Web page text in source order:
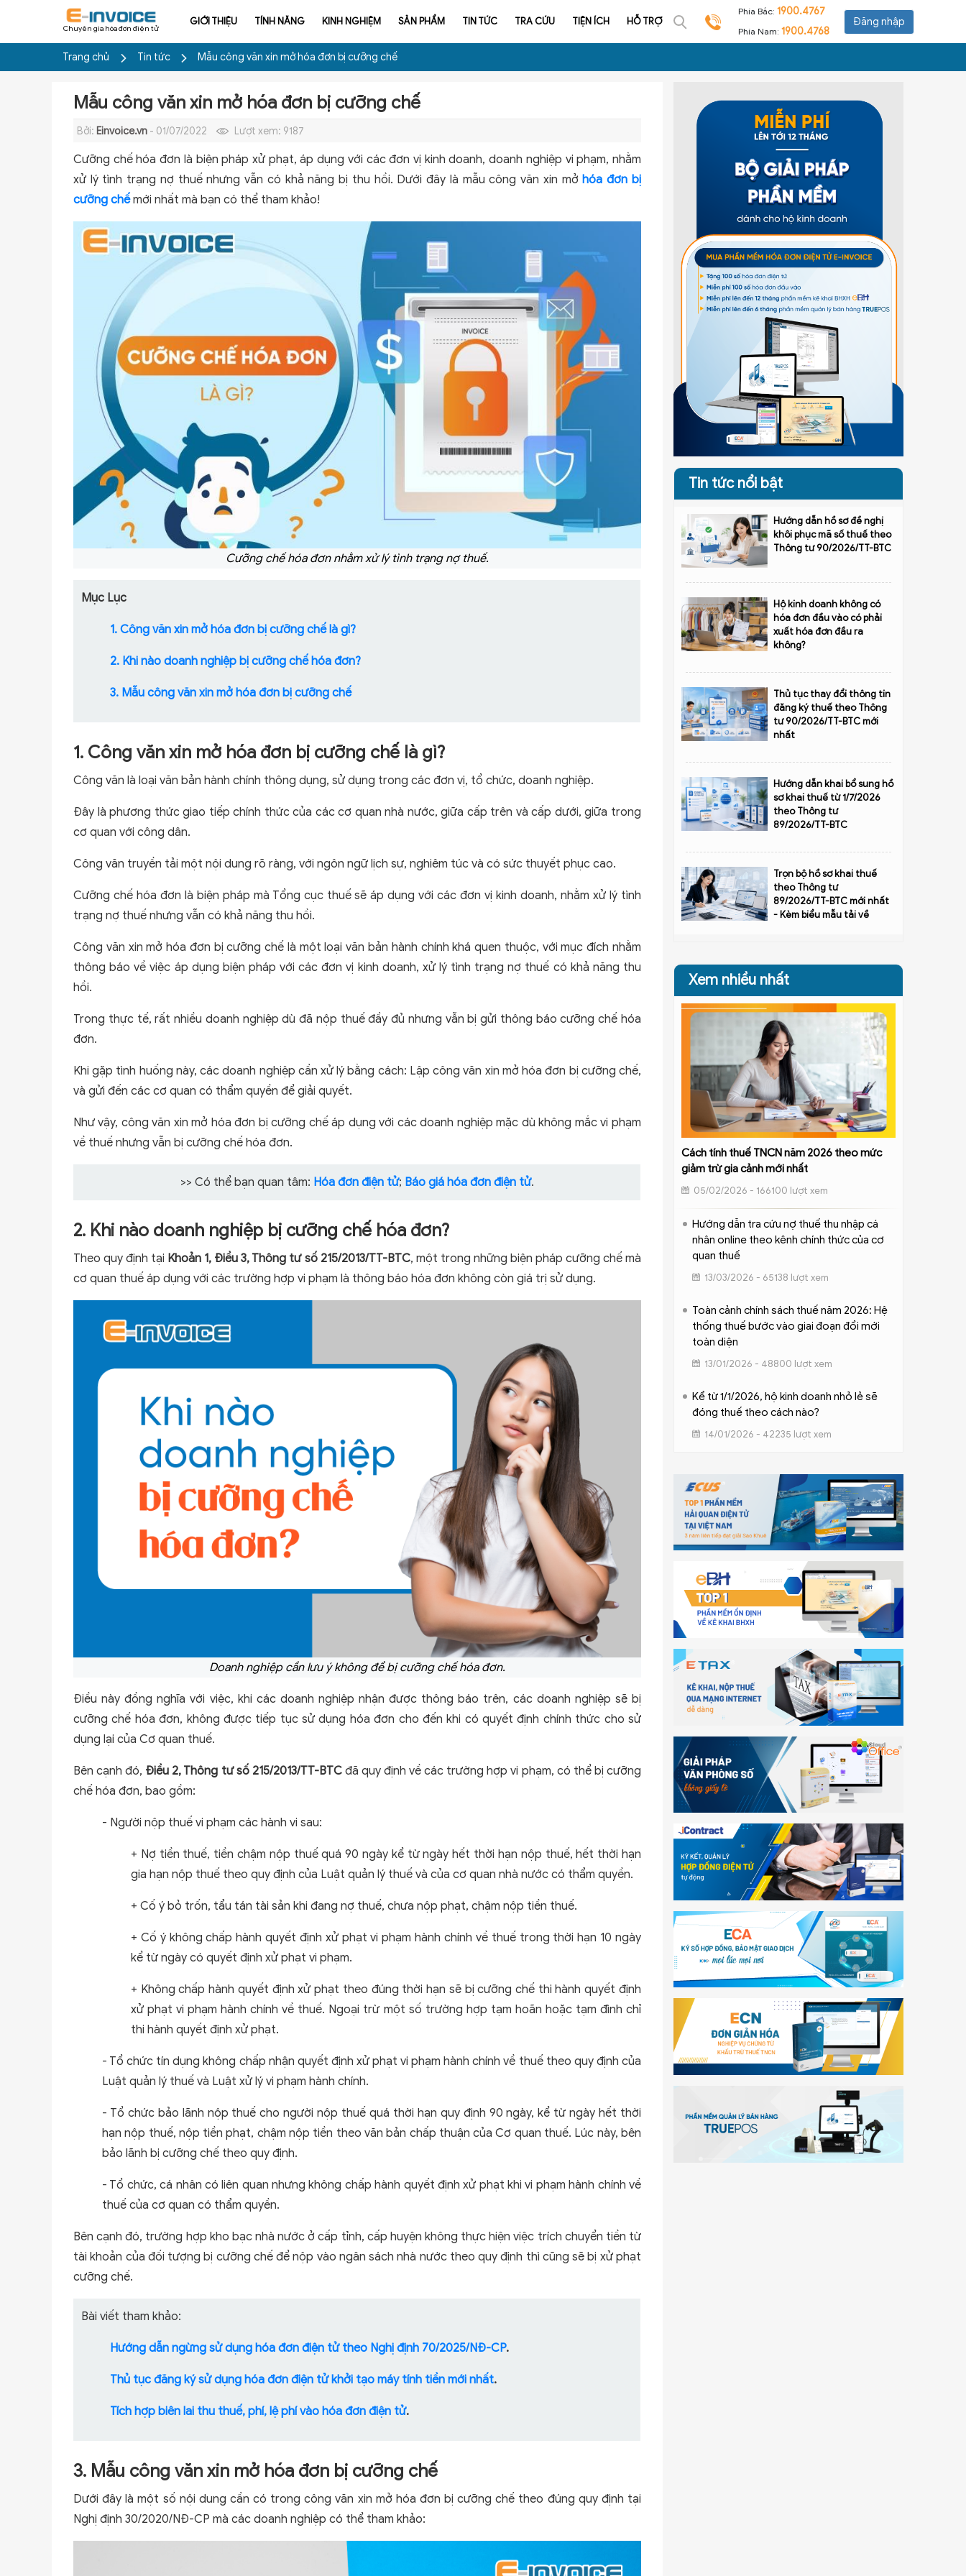
Chuyên gia hóa đơn điện tử
GIỚI THIỆU TÍNH NĂNG KINH NGHIỆM SẢN PHẨM TIN TỨC TRA CỨU TIỆN ÍCH HỖ TRỢ
Phía Bắc: 1900.4767
Phía Nam: 1900.4768
Đăng nhập
Trang chủ Tin tức Mẫu công văn xin mở hóa đơn bị cưỡng chế
Mẫu công văn xin mở hóa đơn bị cưỡng chế
Bởi: Einvoice.vn - 01/07/2022 Lượt xem: 9187
Cưỡng chế hóa đơn là biện pháp xử phạt, áp dụng với các đơn vị kinh doanh, doanh nghiệp vi phạm, nhằm
xử lý tình trạng nợ thuế nhưng vẫn có khả năng bị thu hồi. Dưới đây là mẫu công văn xin mởhóa đơn bị
cưỡng chếmới nhất mà bạn có thể tham khảo!
Cưỡng chế hóa đơn nhằm xử lý tình trạng nợ thuế.
Mục Lục
1. Công văn xin mở hóa đơn bị cưỡng chế là gì?
2. Khi nào doanh nghiệp bị cưỡng chế hóa đơn?
3. Mẫu công văn xin mở hóa đơn bị cưỡng chế
1. Công văn xin mở hóa đơn bị cưỡng chế là gì?
Công văn là loại văn bản hành chính thông dụng, sử dụng trong các đơn vị, tổ chức, doanh nghiệp.
Đây là phương thức giao tiếp chính thức của các cơ quan nhà nước, giữa cấp trên và cấp dưới, giữa trong
cơ quan với công dân.
Công văn truyền tải một nội dung rõ ràng, với ngôn ngữ lịch sự, nghiêm túc và có sức thuyết phục cao.
Cưỡng chế hóa đơn là biện pháp mà Tổng cục thuế sẽ áp dụng với các đơn vị kinh doanh, nhằm xử lý tình
trạng nợ thuế nhưng vẫn có khả năng thu hồi.
Công văn xin mở hóa đơn bị cưỡng chế là một loại văn bản hành chính khá quen thuộc, với mục đích nhằm
thông báo về việc áp dụng biện pháp với các đơn vị kinh doanh, xử lý tình trạng nợ thuế có khả năng thu
hồi.
Trong thực tế, rất nhiều doanh nghiệp dù đã nộp thuế đầy đủ nhưng vẫn bị gửi thông báo cưỡng chế hóa
đơn.
Khi gặp tình huống này, các doanh nghiệp cần xử lý bằng cách: Lập công văn xin mở hóa đơn bị cưỡng chế,
và gửi đến các cơ quan có thẩm quyền để giải quyết.
Như vậy, công văn xin mở hóa đơn bị cưỡng chế áp dụng với các doanh nghiệp mặc dù không mắc vi phạm
về thuế nhưng vẫn bị cưỡng chế hóa đơn.
>> Có thể bạn quan tâm: Hóa đơn điện tử; Báo giá hóa đơn điện tử.
2. Khi nào doanh nghiệp bị cưỡng chế hóa đơn?
Theo quy định tại Khoản 1, Điều 3, Thông tư số 215/2013/TT-BTC, một trong những biện pháp cưỡng chế mà
cơ quan thuế áp dụng với các trường hợp vi phạm là thông báo hóa đơn không còn giá trị sử dụng.
Doanh nghiệp cần lưu ý không để bị cưỡng chế hóa đơn.
Điều này đồng nghĩa với việc, khi các doanh nghiệp nhận được thông báo trên, các doanh nghiệp sẽ bị
cưỡng chế hóa đơn, không được tiếp tục sử dụng hóa đơn cho đến khi có quyết định chính thức cho sử
dụng lại của Cơ quan thuế.
Bên cạnh đó, Điều 2, Thông tư số 215/2013/TT-BTCđã quy định về các trường hợp vi phạm, có thể bị cưỡng
chế hóa đơn, bao gồm:
- Người nộp thuế vi phạm các hành vi sau:
+ Nợ tiền thuế, tiền chậm nộp thuế quá 90 ngày kể từ ngày hết thời hạn nộp thuế, hết thời hạn
gia hạn nộp thuế theo quy định của Luật quản lý thuế và của cơ quan nhà nước có thẩm quyền.
+ Cố ý bỏ trốn, tẩu tán tài sản khi đang nợ thuế, chưa nộp phạt, chậm nộp tiền thuế.
+ Cố ý không chấp hành quyết định xử phạt vi phạm hành chính về thuế trong thời hạn 10 ngày
kể từ ngày có quyết định xử phạt vi phạm.
+ Không chấp hành quyết định xử phạt theo đúng thời hạn sẽ bị cưỡng chế thi hành quyết định
xử phạt vi phạm hành chính về thuế. Ngoại trừ một số trường hợp tạm hoãn hoặc tạm đình chỉ
thi hành quyết định xử phạt.
- Tổ chức tín dụng không chấp nhận quyết định xử phạt vi phạm hành chính về thuế theo quy định của
Luật quản lý thuế và Luật xử lý vi phạm hành chính.
- Tổ chức bảo lãnh nộp thuế cho người nộp thuế quá thời hạn quy định 90 ngày, kể từ ngày hết thời
hạn nộp thuế, nộp tiền phạt, chậm nộp tiền theo văn bản chấp thuận của Cơ quan thuế. Lúc này, bên
bảo lãnh bị cưỡng chế theo quy định.
- Tổ chức, cá nhân có liên quan nhưng không chấp hành quyết định xử phạt khi vi phạm hành chính về
thuế của cơ quan có thẩm quyền.
Bên cạnh đó, trường hợp kho bạc nhà nước ở cấp tỉnh, cấp huyện không thực hiện việc trích chuyển tiền từ
tài khoản của đối tượng bị cưỡng chế để nộp vào ngân sách nhà nước theo quy định thì cũng sẽ bị xử phạt
cưỡng chế.
Bài viết tham khảo:
Hướng dẫn ngừng sử dụng hóa đơn điện tử theo Nghị định 70/2025/NĐ-CP.
Thủ tục đăng ký sử dụng hóa đơn điện tử khởi tạo máy tính tiền mới nhất.
Tích hợp biên lai thu thuế, phí, lệ phí vào hóa đơn điện tử.
3. Mẫu công văn xin mở hóa đơn bị cưỡng chế
Dưới đây là một số nội dung cần có trong công văn xin mở hóa đơn bị cưỡng chế theo đúng quy định tại
Nghị định 30/2020/NĐ-CP mà các doanh nghiệp có thể tham khảo:
Tin tức nổi bật
Hướng dẫn hồ sơ đề nghị
khôi phục mã số thuế theo
Thông tư 90/2026/TT-BTC
Hộ kinh doanh không có
hóa đơn đầu vào có phải
xuất hóa đơn đầu ra
không?
Thủ tục thay đổi thông tin
đăng ký thuế theo Thông
tư 90/2026/TT-BTC mới
nhất
Hướng dẫn khai bổ sung hồ
sơ khai thuế từ 1/7/2026
theo Thông tư
89/2026/TT-BTC
Trọn bộ hồ sơ khai thuế
theo Thông tư
89/2026/TT-BTC mới nhất
- Kèm biểu mẫu tải về
Xem nhiều nhất
Cách tính thuế TNCN năm 2026 theo mức
giảm trừ gia cảnh mới nhất
05/02/2026 - 166100 lượt xem
Hướng dẫn tra cứu nợ thuế thu nhập cá
nhân online theo kênh chính thức của cơ
quan thuế
13/03/2026 - 65138 lượt xem
Toàn cảnh chính sách thuế năm 2026: Hệ
thống thuế bước vào giai đoạn đổi mới
toàn diện
13/01/2026 - 48800 lượt xem
Kể từ 1/1/2026, hộ kinh doanh nhỏ lẻ sẽ
đóng thuế theo cách nào?
14/01/2026 - 42235 lượt xem